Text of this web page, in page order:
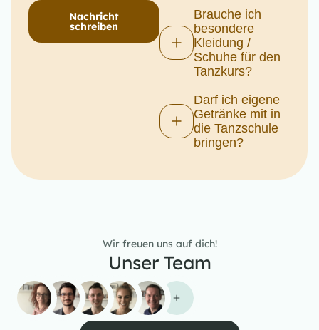
Nachricht
schreiben
Brauche ich
besondere
Kleidung /
Schuhe für den
Tanzkurs?
Darf ich eigene
Getränke mit in
die Tanzschule
bringen?
Wir freuen uns auf dich!
Unser Team